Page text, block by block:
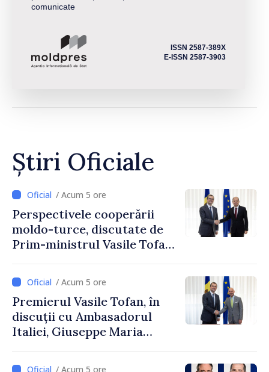
comunicate
ISSN 2587-389X
E-ISSN 2587-3903
Știri Oficiale
/ Acum 5 ore
Perspectivele cooperării
moldo-turce, discutate de
Prim-ministrul Vasile Tofan
Uygar Mustafa Sertel
/ Acum 5 ore
Premierul Vasile Tofan, în
discuții cu Ambasadorul
Italiei, Giuseppe Maria
/ Acum 5 ore